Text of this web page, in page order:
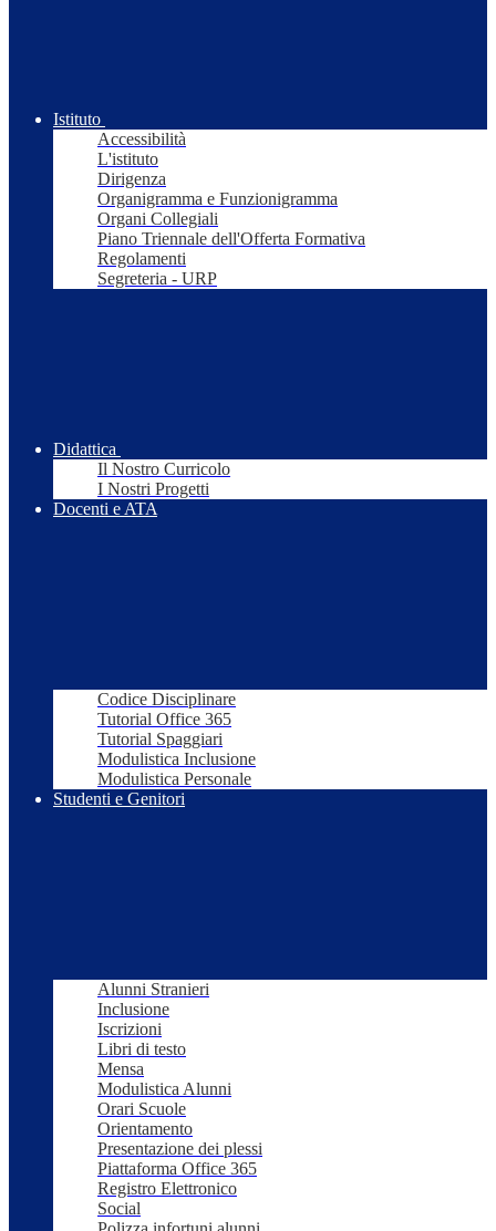
Istituto
Accessibilità
L'istituto
Dirigenza
Organigramma e Funzionigramma
Organi Collegiali
Piano Triennale dell'Offerta Formativa
Regolamenti
Segreteria - URP
Didattica
Il Nostro Curricolo
I Nostri Progetti
Docenti e ATA
Codice Disciplinare
Tutorial Office 365
Tutorial Spaggiari
Modulistica Inclusione
Modulistica Personale
Studenti e Genitori
Alunni Stranieri
Inclusione
Iscrizioni
Libri di testo
Mensa
Modulistica Alunni
Orari Scuole
Orientamento
Presentazione dei plessi
Piattaforma Office 365
Registro Elettronico
Social